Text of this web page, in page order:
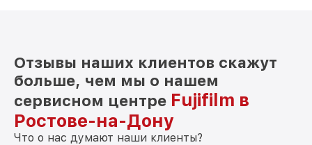
Отзывы наших клиентов скажут
больше, чем мы о нашем
сервисном центре Fujifilm в
Ростове-на-Дону
Что о нас думают наши клиенты?